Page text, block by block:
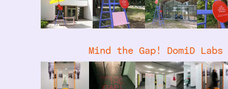
Mind the Gap! DomiD Labs